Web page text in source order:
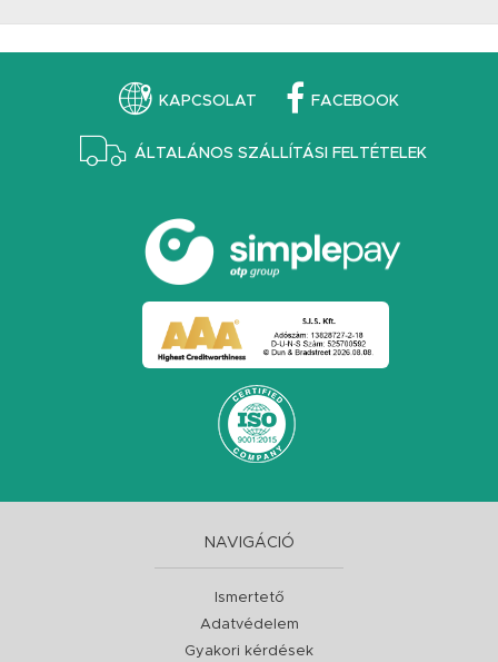
KAPCSOLAT FACEBOOK
ÁLTALÁNOS SZÁLLÍTÁSI FELTÉTELEK
NAVIGÁCIÓ
Ismertető
Adatvédelem
Gyakori kérdések